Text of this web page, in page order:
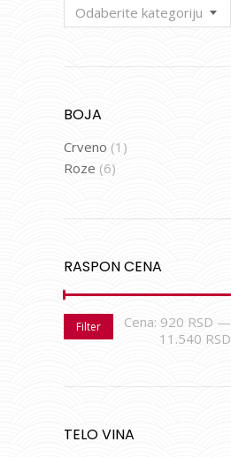
Odaberite kategoriju
BOJA
Crveno (1)
Roze (6)
RASPON CENA
Filter Cena: 920 RSD —
11.540 RSD
TELO VINA